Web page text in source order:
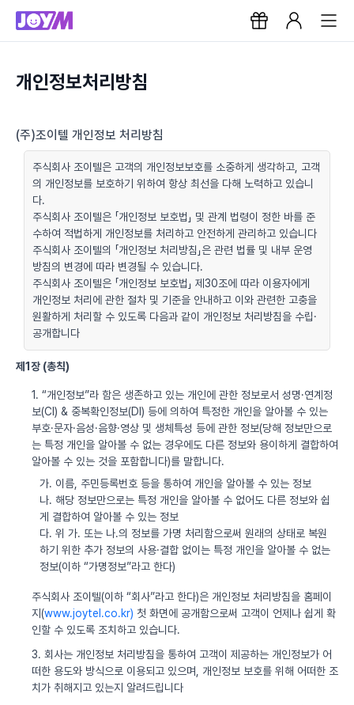
개인정보처리방침
(주)조이텔 개인정보 처리방침
주식회사 조이텔은 고객의 개인정보보호를 소중하게 생각하고, 고객
의 개인정보를 보호하기 위하여 항상 최선을 다해 노력하고 있습니
다.
주식회사 조이텔은 「개인정보 보호법」 및 관계 법령이 정한 바를 준
수하여 적법하게 개인정보를 처리하고 안전하게 관리하고 있습니다
주식회사 조이텔의 「개인정보 처리방침」은 관련 법률 및 내부 운영
방침의 변경에 따라 변경될 수 있습니다.
주식회사 조이텔은 「개인정보 보호법」 제30조에 따라 이용자에게
개인정보 처리에 관한 절차 및 기준을 안내하고 이와 관련한 고충을
원활하게 처리할 수 있도록 다음과 같이 개인정보 처리방침을 수립·
공개합니다
제1장 (총칙)
1. “개인정보”라 함은 생존하고 있는 개인에 관한 정보로서 성명·연계정
보(CI) & 중복확인정보(DI) 등에 의하여 특정한 개인을 알아볼 수 있는
부호·문자·음성·음향·영상 및 생체특성 등에 관한 정보(당해 정보만으로
는 특정 개인을 알아볼 수 없는 경우에도 다른 정보와 용이하게 결합하여
알아볼 수 있는 것을 포함합니다)를 말합니다.
가. 이름, 주민등록번호 등을 통하여 개인을 알아볼 수 있는 정보
나. 해당 정보만으로는 특정 개인을 알아볼 수 없어도 다른 정보와 쉽
게 결합하여 알아볼 수 있는 정보
다. 위 가. 또는 나.의 정보를 가명 처리함으로써 원래의 상태로 복원
하기 위한 추가 정보의 사용·결합 없이는 특정 개인을 알아볼 수 없는
정보(이하 “가명정보”라고 한다)
주식회사 조이텔(이하 “회사”라고 한다)은 개인정보 처리방침을 홈페이
지(www.joytel.co.kr) 첫 화면에 공개함으로써 고객이 언제나 쉽게 확
인할 수 있도록 조치하고 있습니다.
3. 회사는 개인정보 처리방침을 통하여 고객이 제공하는 개인정보가 어
떠한 용도와 방식으로 이용되고 있으며, 개인정보 보호를 위해 어떠한 조
치가 취해지고 있는지 알려드립니다